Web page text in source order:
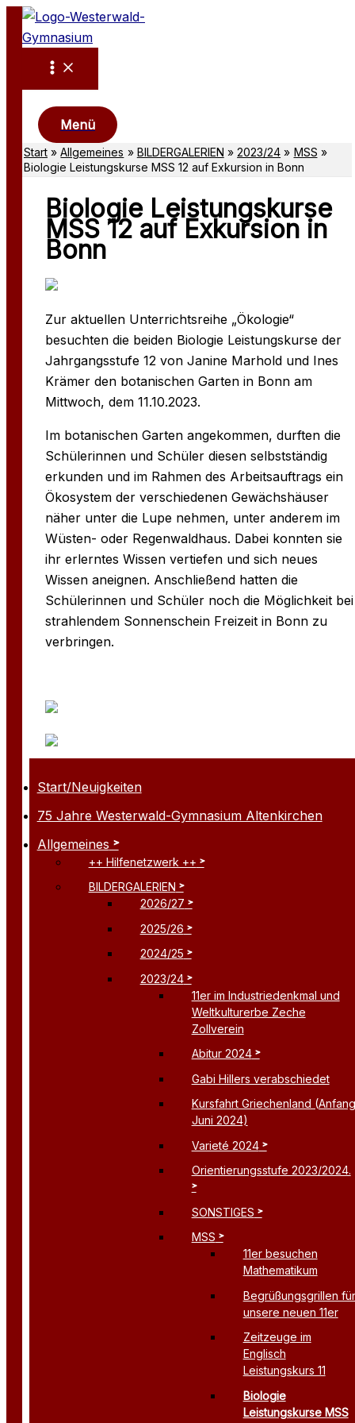
Zum
Inhalt
springen
Menü
Start Allgemeines BILDERGALERIEN 2023/24
MSS
Biologie Leistungskurse MSS 12 auf Exkursion in Bonn
Start/Neuigkeiten
75 Jahre Westerwald-Gymnasium Altenkirchen
Allgemeines
++ Hilfenetzwerk ++
BILDERGALERIEN
2026/27
2025/26
2024/25
2023/24
11er im Industriedenkmal und
Weltkulturerbe Zeche
Zollverein
Abitur 2024
Gabi Hillers verabschiedet
Kursfahrt Griechenland (Anfang
Juni 2024)
Varieté 2024
Orientierungsstufe 2023/2024.
SONSTIGES
MSS
11er besuchen
Mathematikum
Begrüßungsgrillen für
unsere neuen 11er
Zeitzeuge im
Englisch
Leistungskurs 11
Biologie
Leistungskurse MSS
Biologie Leistungskurse
MSS 12 auf Exkursion in
Bonn
Zur aktuellen Unterrichtsreihe „Ökologie“
besuchten die beiden Biologie Leistungskurse der
Jahrgangsstufe 12 von Janine Marhold und Ines
Krämer den botanischen Garten in Bonn am
Mittwoch, dem 11.10.2023.
Im botanischen Garten angekommen, durften die
Schülerinnen und Schüler diesen selbstständig
erkunden und im Rahmen des Arbeitsauftrags ein
Ökosystem der verschiedenen Gewächshäuser
näher unter die Lupe nehmen, unter anderem im
Wüsten- oder Regenwaldhaus. Dabei konnten sie
ihr erlerntes Wissen vertiefen und sich neues
Wissen aneignen. Anschließend hatten die
Schülerinnen und Schüler noch die Möglichkeit bei
strahlendem Sonnenschein Freizeit in Bonn zu
verbringen.